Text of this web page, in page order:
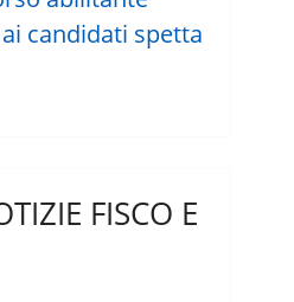
candidati spetta
FISCO E